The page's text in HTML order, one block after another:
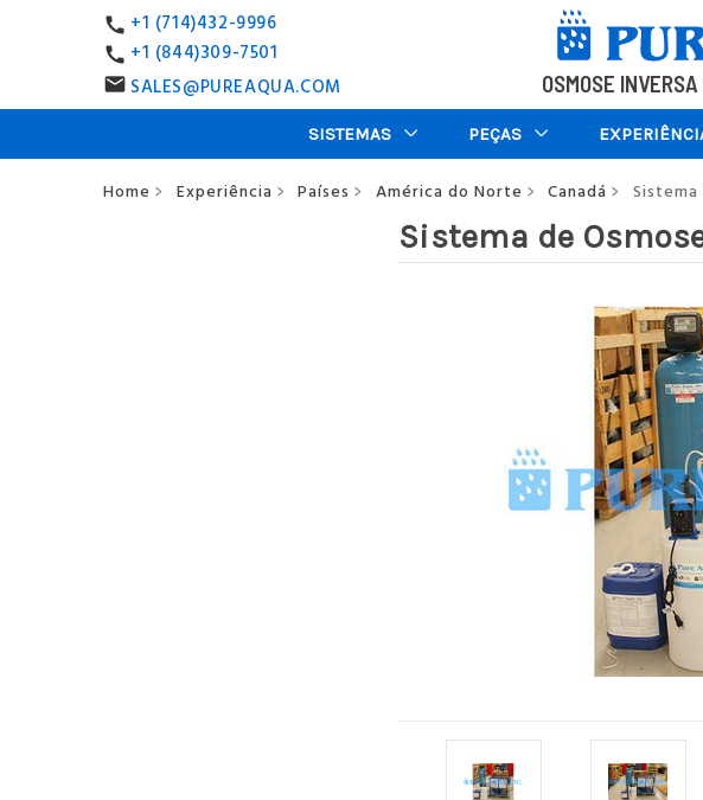
call +1 (714)432-9996
call +1 (844)309-7501
email SALES@PUREAQUA.COM OSMOSE
SISTEMAS PEÇAS
Home > Experiência > Países > América do Norte > Canadá > Sistema
Sistema de